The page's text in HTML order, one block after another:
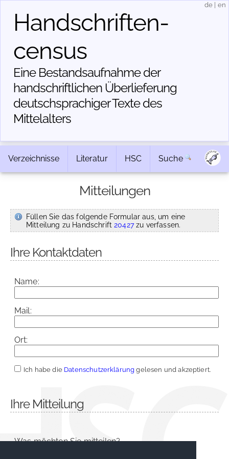
Handschriften­
census
Eine Bestandsaufnahme der
handschriftlichen Über­lieferung
deutschsprachiger Texte des
Mittelalters
de en
Verzeichnisse Literatur HSC Suche
Mitteilungen
Füllen Sie das folgende Formular aus, um eine
Mitteilung zu Handschrift20427zu verfassen.
Ihre Kontaktdaten
Name:
Mail:
Ort:
Ich habe die Datenschutzerklärung gelesen und akzeptiert.
Ihre Mitteilung
Was möchten Sie mitteilen?